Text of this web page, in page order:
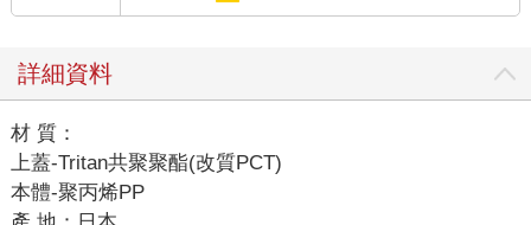
詳細資料
材 質：
上蓋-Tritan共聚聚酯(改質PCT)
本體-聚丙烯PP